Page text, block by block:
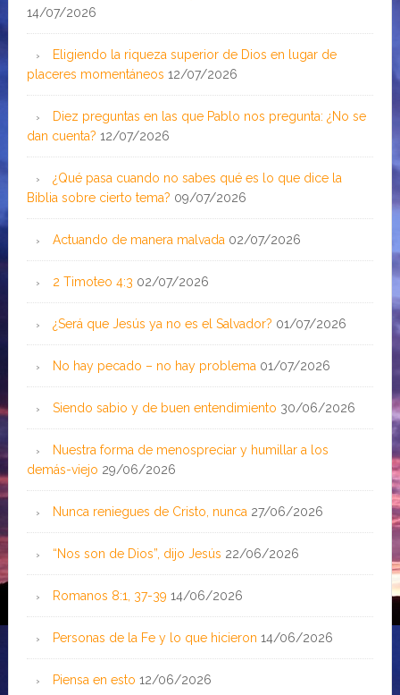
14/07/2026
Eligiendo la riqueza superior de Dios en lugar de
placeres momentáneos 12/07/2026
Diez preguntas en las que Pablo nos pregunta: ¿No se
dan cuenta? 12/07/2026
¿Qué pasa cuando no sabes qué es lo que dice la
Biblia sobre cierto tema? 09/07/2026
Actuando de manera malvada 02/07/2026
2 Timoteo 4:3 02/07/2026
¿Será que Jesús ya no es el Salvador? 01/07/2026
No hay pecado – no hay problema 01/07/2026
Siendo sabio y de buen entendimiento 30/06/2026
Nuestra forma de menospreciar y humillar a los
demás-viejo 29/06/2026
Nunca reniegues de Cristo, nunca 27/06/2026
“Nos son de Dios”, dijo Jesús 22/06/2026
Romanos 8:1, 37-39 14/06/2026
Personas de la Fe y lo que hicieron 14/06/2026
Piensa en esto 12/06/2026